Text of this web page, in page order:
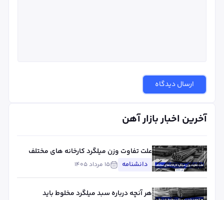
ارسال دیدگاه
آخرین اخبار بازار آهن
علت تفاوت وزن میلگرد کارخانه های مختلف
چیست؟ بررسی استاندارد، تلورانس و عوامل
مؤثر
دانشنامه ۱۵ مرداد ۱۴۰۵
هر آنچه درباره سبد میلگرد مخلوط باید